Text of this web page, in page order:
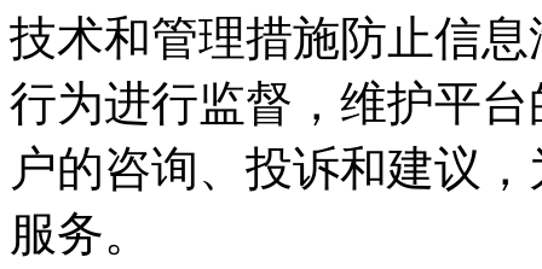
技术和管理措施防止信
行为进行监督，维护平
户的咨询、投诉和建议
服务。